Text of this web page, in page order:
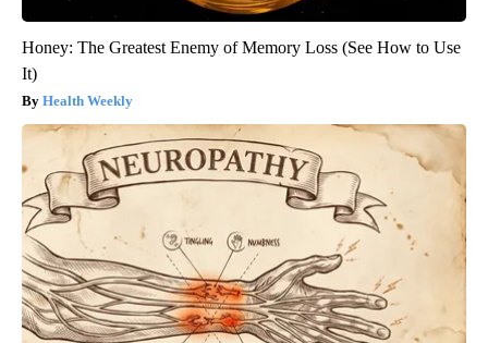
Honey: The Greatest Enemy of Memory Loss (See How to Use
It)
Health Weekly